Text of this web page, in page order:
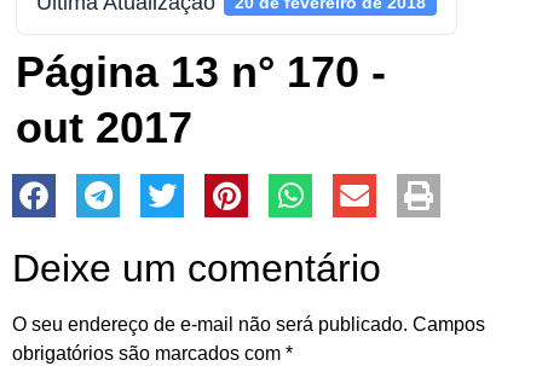
Página 13 n° 170 -
out 2017
Deixe um comentário
O seu endereço de e-mail não será publicado. Campos
obrigatórios são marcados com *